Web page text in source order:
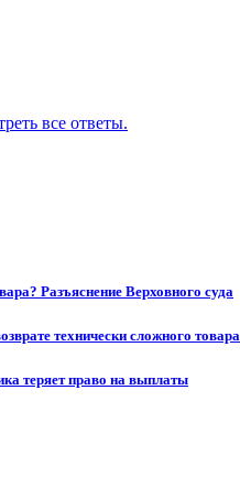
все ответы.
Разъяснение Верховного суда
технически сложного товара
теряет право на выплаты